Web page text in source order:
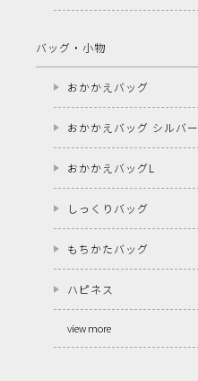
バッグ・小物
おかかえバッグ
おかかえバッグ シルバー
おかかえバッグL
しっくりバッグ
もちかたバッグ
ハピネス
view more